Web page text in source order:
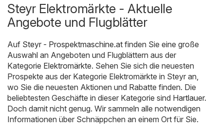
Steyr Elektromärkte - Aktuelle
Angebote und Flugblätter
Auf Steyr - Prospektmaschine.at finden Sie eine große
Auswahl an Angeboten und Flugblättern aus der
Kategorie Elektromärkte. Sehen Sie sich die neuesten
Prospekte aus der Kategorie Elektromärkte in Steyr an,
wo Sie die neuesten Aktionen und Rabatte finden. Die
beliebtesten Geschäfte in dieser Kategorie sind Hartlauer.
Doch damit nicht genug. Wir sammeln alle notwendigen
Informationen über Schnäppchen an einem Ort für Sie.